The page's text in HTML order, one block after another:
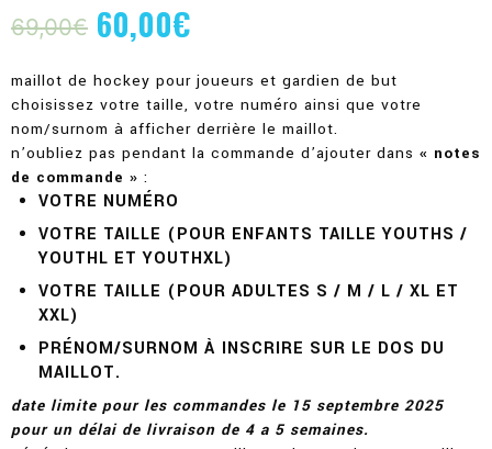
69,00€
Le
prix
initial
était :
69,00€.
60,00€
Le
prix
actuel
est :
60,00€.
maillot de hockey pour joueurs et gardien de but
choisissez votre taille, votre numéro ainsi que votre
nom/surnom à afficher derrière le maillot.
n’oubliez pas pendant la commande d’ajouter dans « notes
de commande » :
VOTRE NUMÉRO
VOTRE TAILLE (POUR ENFANTS TAILLE YOUTHS /
YOUTHL ET YOUTHXL)
VOTRE TAILLE (POUR ADULTES S / M / L / XL ET
XXL)
PRÉNOM/SURNOM À INSCRIRE SUR LE DOS DU
MAILLOT.
date limite pour les commandes le 15 septembre 2025
pour un délai de livraison de 4 a 5 semaines.